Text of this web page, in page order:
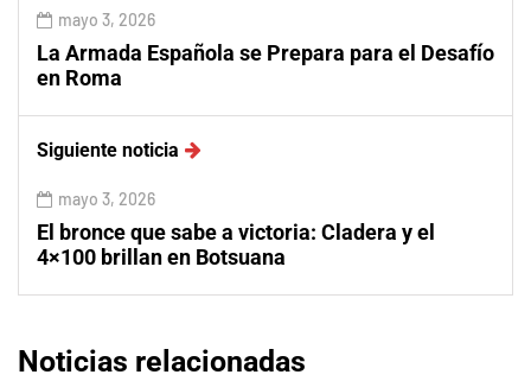
mayo 3, 2026
La Armada Española se Prepara para el Desafío
en Roma
Siguiente noticia
mayo 3, 2026
El bronce que sabe a victoria: Cladera y el
4×100 brillan en Botsuana
Noticias relacionadas